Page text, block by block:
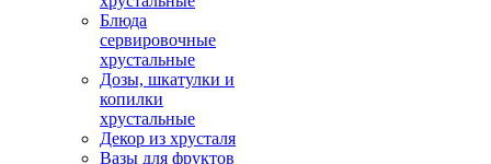
Блюда
сервировочные
хрустальные
Дозы, шкатулки и
копилки
хрустальные
Декор из хрусталя
Вазы для фруктов